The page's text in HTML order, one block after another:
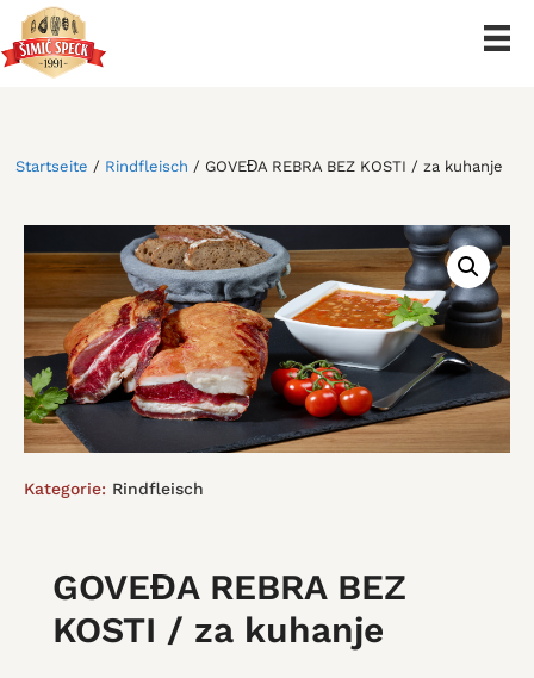
Startseite / Rindfleisch / GOVEĐA REBRA BEZ KOSTI / za kuhanje
Kategorie: Rindfleisch
GOVEĐA REBRA BEZ
KOSTI / za kuhanje